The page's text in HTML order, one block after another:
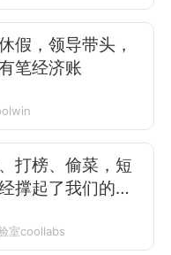
假，领导带头，
笔经济账
打榜、偷菜，短
撑起了我们的前
室coollabs